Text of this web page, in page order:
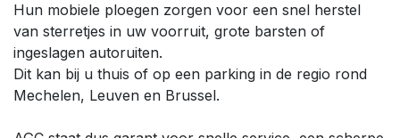
Hun mobiele ploegen zorgen voor een snel herstel
van sterretjes in uw voorruit, grote barsten of
ingeslagen autoruiten.
Dit kan bij u thuis of op een parking in de regio rond
Mechelen, Leuven en Brussel.